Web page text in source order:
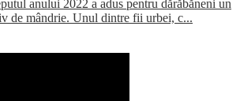
anului 2022 a adus pentru dărăbăneni un
de mândrie. Unul dintre fii urbei, c...